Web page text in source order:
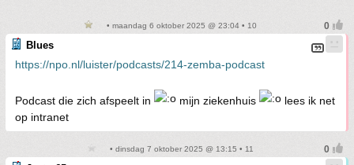
• maandag 6 oktober 2025 @ 23:04 • 10
Blues
https://npo.nl/luister/podcasts/214-zemba-podcast
Podcast die zich afspeelt in mijn ziekenhuis
lees ik net
op intranet
• dinsdag 7 oktober 2025 @ 13:15 • 11